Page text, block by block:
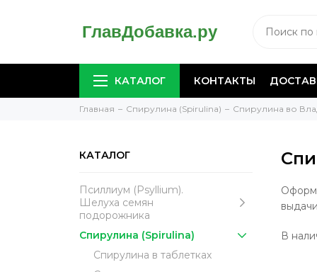
КАТАЛОГ КОНТАКТЫ
Главная Спирулина (Spirulina) Спирулина во
КАТАЛОГ
Псиллиум (Psyllium).
Шелуха семян
подорожника
Спирулина (Spirulina)
Спирулина в таблетках
В